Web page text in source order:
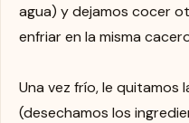
agua) y dejamos cocer
enfriar en la misma
Una vez frío, le quitamos
(desechamos los